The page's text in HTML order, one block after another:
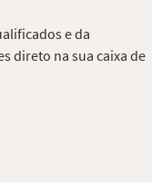
e da
direto na sua caixa de